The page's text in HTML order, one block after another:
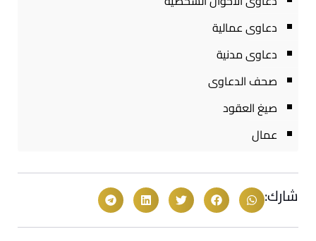
دعاوى عمالية
دعاوى مدنية
صحف الدعاوى
صيغ العقود
عمال
شارك: